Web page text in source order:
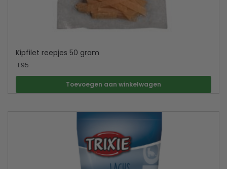
Kipfilet reepjes 50 gram
1.95
Toevoegen aan winkelwagen